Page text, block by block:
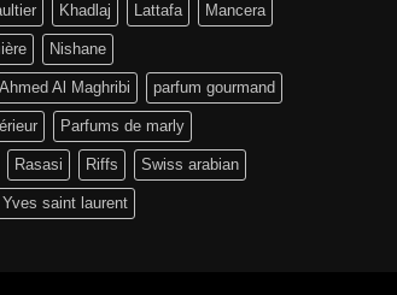
Khadlaj Lattafa Mancera
Nishane
Al Maghribi parfum gourmand
Parfums de marly
Rasasi Riffs Swiss arabian
Yves saint laurent